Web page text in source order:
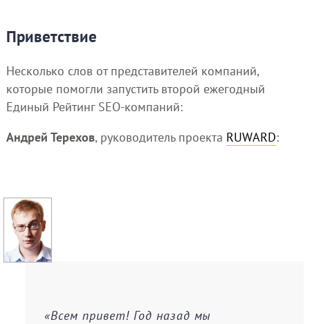
Приветствие
Несколько слов от представителей компаний,
которые помогли запустить второй ежегодный
Единый Рейтинг SEO-компаний:
Андрей Терехов, руководитель проекта RUWARD:
«Всем привет! Год назад мы